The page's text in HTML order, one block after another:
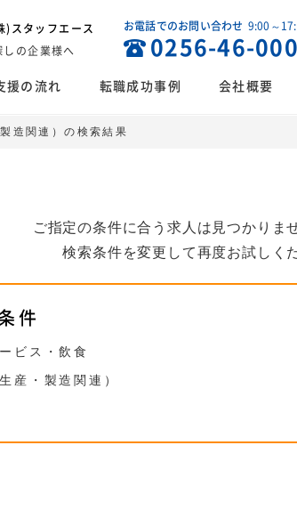
)スタッフエース
しの企業様へ
お電話でのお問い合わせ 9:00～
0256-46-
援の流れ 転職成功事例 会社概要
造関連）の検索結果
ご指定の条件に合う求人は見つかりま
検索条件を変更して再度お試しく
件
ビス・飲食
産・製造関連）